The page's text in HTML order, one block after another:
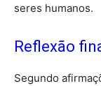
seres humanos.
Reflexão
Segundo